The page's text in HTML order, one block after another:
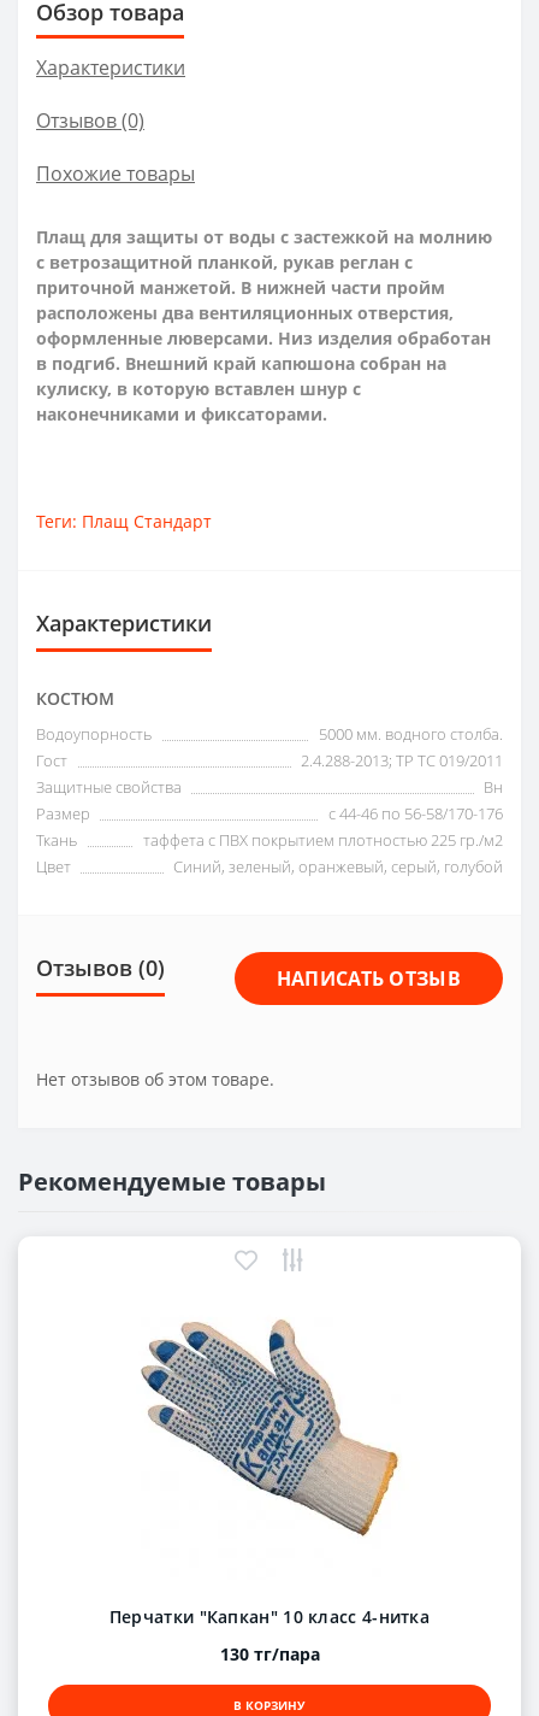
Обзор товара
Характеристики
Отзывов (0)
Похожие товары
Плащ для защиты от воды с застежкой на молнию
с ветрозащитной планкой, рукав реглан с
приточной манжетой. В нижней части пройм
расположены два вентиляционных отверстия,
оформленные люверсами. Низ изделия обработан
в подгиб. Внешний край капюшона собран на
кулиску, в которую вставлен шнур с
наконечниками и фиксаторами.
Теги: Плащ Стандарт
Характеристики
КОСТЮМ
Водоупорность
5000 мм. водного столба.
Гост
2.4.288-2013; ТР ТС 019/2011
Защитные свойства
Вн
Размер
с 44-46 по 56-58/170-176
Ткань
таффета с ПВХ покрытием плотностью 225 гр./м2
Цвет
Синий, зеленый, оранжевый, серый, голубой
Отзывов (0) НАПИСАТЬ ОТЗЫВ
Нет отзывов об этом товаре.
Рекомендуемые товары
Перчатки "Капкан" 10 класс 4-нитка
130 тг/пара
В КОРЗИНУ